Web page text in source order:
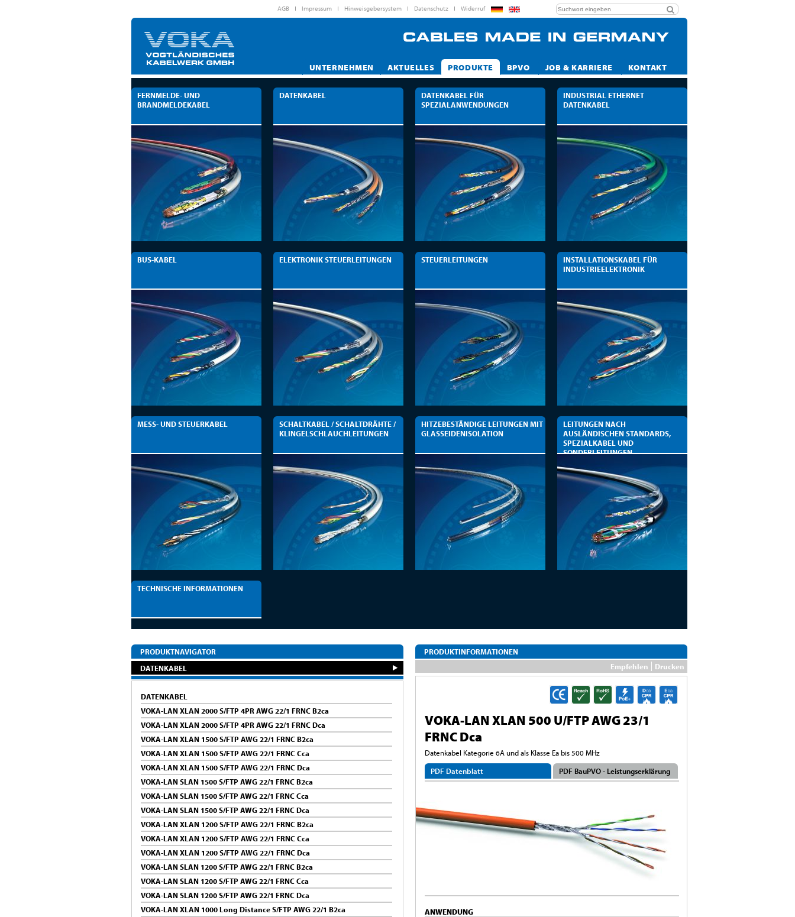
AGB Impressum Hinweisgebersystem Datenschutz Widerruf
UNTERNEHMEN AKTUELLES PRODUKTE BPVO JOB & KARRIERE KONTAKT
FERNMELDE- UND
BRANDMELDEKABEL
DATENKABEL
DATENKABEL FÜR
SPEZIALANWENDUNGEN
INDUSTRIAL ETHERNET
DATENKABEL
BUS-KABEL ELEKTRONIK STEUERLEITUNGEN STEUERLEITUNGEN
INSTALLATIONSKABEL FÜR
INDUSTRIEELEKTRONIK
MESS- UND STEUERKABEL
SCHALTKABEL / SCHALTDRÄHTE /
KLINGELSCHLAUCHLEITUNGEN
HITZEBESTÄNDIGE LEITUNGEN MIT
GLASSEIDENISOLATION
LEITUNGEN NACH
AUSLÄNDISCHEN STANDARDS,
SPEZIALKABEL UND
SONDERLEITUNGEN
TECHNISCHE INFORMATIONEN
PRODUKTNAVIGATOR
DATENKABEL
DATENKABEL
VOKA-LAN XLAN 2000 S/FTP 4PR AWG 22/1 FRNC B2ca
VOKA-LAN XLAN 2000 S/FTP 4PR AWG 22/1 FRNC Dca
VOKA-LAN XLAN 1500 S/FTP AWG 22/1 FRNC B2ca
VOKA-LAN XLAN 1500 S/FTP AWG 22/1 FRNC Cca
VOKA-LAN XLAN 1500 S/FTP AWG 22/1 FRNC Dca
VOKA-LAN SLAN 1500 S/FTP AWG 22/1 FRNC B2ca
VOKA-LAN SLAN 1500 S/FTP AWG 22/1 FRNC Cca
VOKA-LAN SLAN 1500 S/FTP AWG 22/1 FRNC Dca
VOKA-LAN XLAN 1200 S/FTP AWG 22/1 FRNC B2ca
VOKA-LAN XLAN 1200 S/FTP AWG 22/1 FRNC Cca
VOKA-LAN XLAN 1200 S/FTP AWG 22/1 FRNC Dca
VOKA-LAN SLAN 1200 S/FTP AWG 22/1 FRNC B2ca
VOKA-LAN SLAN 1200 S/FTP AWG 22/1 FRNC Cca
VOKA-LAN SLAN 1200 S/FTP AWG 22/1 FRNC Dca
VOKA-LAN XLAN 1000 Long Distance S/FTP AWG 22/1 B2ca
PRODUKTINFORMATIONEN
Empfehlen
Drucken
VOKA-LAN XLAN 500 U/FTP AWG 23/1
FRNC Dca
Datenkabel Kategorie 6A und als Klasse Ea bis 500 MHz
PDF Datenblatt
PDF BauPVO - Leistungserklärung
ANWENDUNG